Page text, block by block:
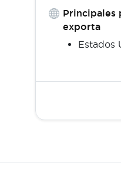
Principales
exporta
Estados